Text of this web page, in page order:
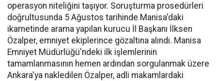
operasyon niteliğini taşıyor. Soruşturma prosedürleri
doğrultusunda 5 Ağustos tarihinde Manisa'daki
ikametinde arama yapılan kurucu İl Başkanı İlksen
Özalper, emniyet ekiplerince gözaltına alındı. Manisa
Emniyet Müdürlüğü'ndeki ilk işlemlerinin
tamamlanmasının hemen ardından sorgulanmak üzere
Ankara'ya nakledilen Özalper, adli makamlardaki